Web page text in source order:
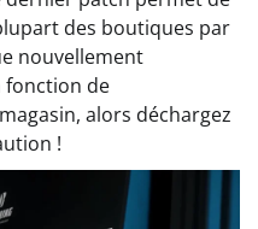
des boutiques par
nouvellement
fonction de
alors déchargez
!